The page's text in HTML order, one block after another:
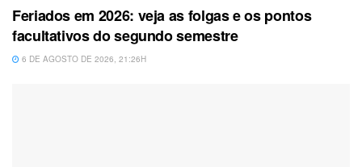
Feriados em 2026: veja as folgas e os pontos
facultativos do segundo semestre
6 DE AGOSTO DE 2026, 21:26H